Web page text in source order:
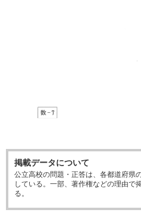
掲載データについて
公立高校の問題・正答は、各都道府県
している。一部、著作権などの理由で
る。